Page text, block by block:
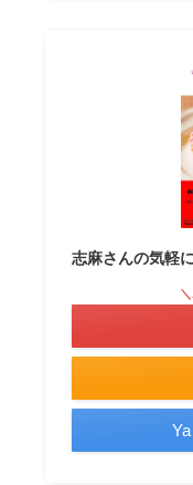
志麻さんの気軽